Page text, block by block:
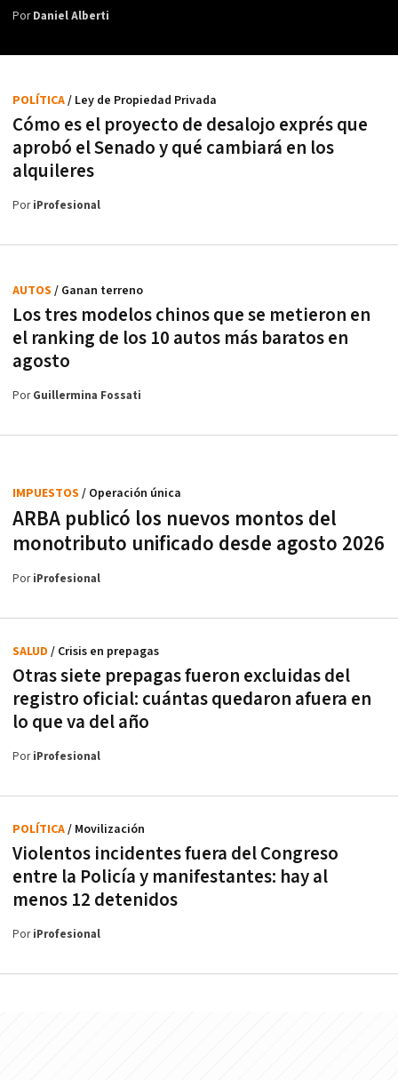
PorDaniel Alberti
Cómo es el proyecto de desalojo exprés que
aprobó el Senado y qué cambiará en los
alquileres
POLÍTICA/ Ley de Propiedad Privada
PoriProfesional
Los tres modelos chinos que se metieron en
el ranking de los 10 autos más baratos en
agosto
AUTOS / Ganan terreno
PorGuillermina Fossati
ARBA publicó los nuevos montos del
monotributo unificado desde agosto 2026
IMPUESTOS / Operación única
PoriProfesional
Otras siete prepagas fueron excluidas del
registro oficial: cuántas quedaron afuera en
lo que va del año
SALUD / Crisis en prepagas
PoriProfesional
Violentos incidentes fuera del Congreso
entre la Policía y manifestantes: hay al
menos 12 detenidos
POLÍTICA/ Movilización
PoriProfesional